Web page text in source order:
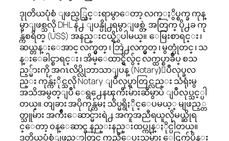
ဒုုတိယပုံစံ ျဖည့္သြင္းရာမွာေတာ့ လက္ႏွိပ္စက္ခ ကုန္
မွာျဖစ္သလို DHL နဲ႕ ျပန္ပို႕ရမွာျဖစ္တဲ့ အတြက္ ပို႕ခ ကု
န္က်စရိတ္ (US$) အနည္းငယ္ရိွပါမယ္။ ေမြးစာရင္း ၊
ဆယ္တန္းေအာင္ လက္မွတ္ ၊ ဘြဲ႕လက္မွတ္ ၊ မွတ္ပုံတင္ ၊ သ
န္းေခါင္စာရင္း ၊ အိမ္ေထာင္ရွိလွ်င္ လက္ထပ္စာခ်ဳပ္ စသ
ည့္မ်ားကို အဂၤလိပ္လိုဘာသာျပန္ (Notary)ျပဳလုပ္ခလ
ည္း ကုန္က်ႏိုင္သလို Notary ျပဳလုပ္ရာတြင္လည္း သံရုံးမွ
အသိအမွတ္ျပဳ ေရွ႕ေနၾကီးမ်ားဆီမွာပဲ ျပဳလုပ္သင့္ပါ
တယ္။ တျခား အပိုကုန္က်မႈ သိပ္မရွိႏိုင္ေပမယ့္ မျဖည့္တ
တ္သူမ်ား အက်ိဳးေဆာင္မ်ားရဲ႕ အကူအညီရယူလိုမယ္ဆိုရ
င္ေတာ့ ၀န္ေဆာင္ခ နည္းနည္းထပ္ကုန္ႏိုင္ပါတယ္။
ဒုတိယပုံစံျဖည့္ရာတြင္ ကူညီေပးသူမ်ား ေငြက်ပ္သိန္း